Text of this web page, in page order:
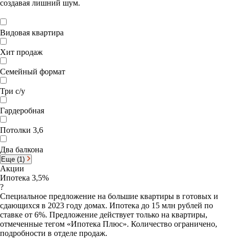
создавая лишний шум.
Видовая квартира
Хит продаж
Семейный формат
Три с/у
Гардеробная
Потолки 3,6
Два балкона
Еще (1)
Акции
Ипотека 3,5%
?
Специальное предложение на большие квартиры в готовых и
сдающихся в 2023 году домах. Ипотека до 15 млн рублей по
ставке от 6%. Предложение действует только на квартиры,
отмеченные тегом «Ипотека Плюс». Количество ограничено,
подробности в отделе продаж.